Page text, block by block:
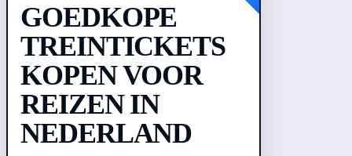
GOEDKOPE
TREINTICKETS
KOPEN VOOR
REIZEN IN
NEDERLAND